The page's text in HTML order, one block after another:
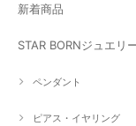
新着商品
STAR BORNジュエリ
ペンダント
ピアス・イヤリング